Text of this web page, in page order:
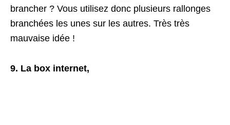
brancher ? Vous utilisez donc plusieurs rallonges
branchées les unes sur les autres. Très très
mauvaise idée !
9. La box internet,